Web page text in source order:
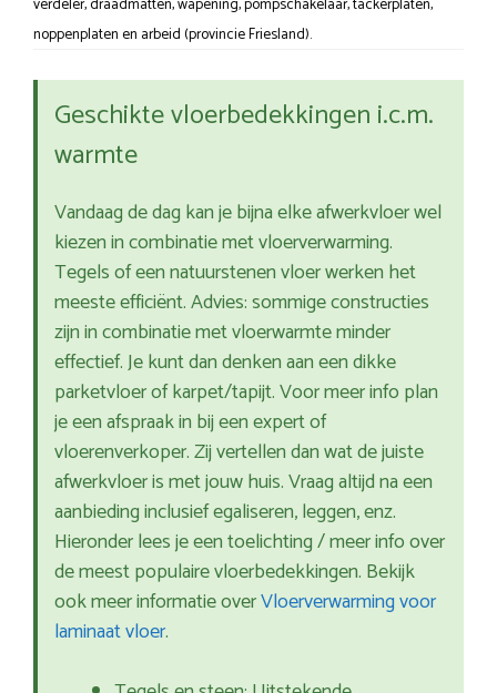
noppenplaten en arbeid (provincie Friesland).
Geschikte vloerbedekkingen i.c.m.
warmte
Vandaag de dag kan je bijna elke afwerkvloer wel
kiezen in combinatie met vloerverwarming.
Tegels of een natuurstenen vloer werken het
meeste efficiënt. Advies: sommige constructies
zijn in combinatie met vloerwarmte minder
effectief. Je kunt dan denken aan een dikke
parketvloer of karpet/tapijt. Voor meer info plan
je een afspraak in bij een expert of
vloerenverkoper. Zij vertellen dan wat de juiste
afwerkvloer is met jouw huis. Vraag altijd na een
aanbieding inclusief egaliseren, leggen, enz.
Hieronder lees je een toelichting / meer info over
de meest populaire vloerbedekkingen. Bekijk
ook meer informatie overVloerverwarming voor
laminaat vloer.